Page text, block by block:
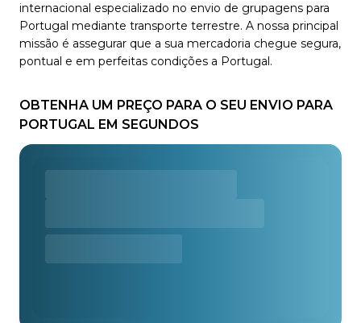
internacional especializado no envio de grupagens para
Portugal mediante transporte terrestre. A nossa principal
missão é assegurar que a sua mercadoria chegue segura,
pontual e em perfeitas condições a Portugal.
OBTENHA UM PREÇO PARA O SEU ENVIO PARA
PORTUGAL EM SEGUNDOS